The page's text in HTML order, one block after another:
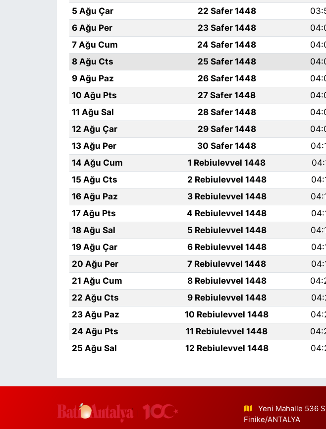
5 Ağu Çar
22 Safer 1448
6 Ağu Per
23 Safer 1448
7 Ağu Cum
24 Safer 1448
8 Ağu Cts
25 Safer 1448
9 Ağu Paz
26 Safer 1448
10 Ağu Pts
27 Safer 1448
11 Ağu Sal
28 Safer 1448
12 Ağu Çar
29 Safer 1448
13 Ağu Per
30 Safer 1448
14 Ağu Cum
1 Rebiulevvel 1448
15 Ağu Cts
2 Rebiulevvel 1448
16 Ağu Paz
3 Rebiulevvel 1448
17 Ağu Pts
4 Rebiulevvel 1448
18 Ağu Sal
5 Rebiulevvel 1448
19 Ağu Çar
6 Rebiulevvel 1448
20 Ağu Per
7 Rebiulevvel 1448
21 Ağu Cum
8 Rebiulevvel 1448
22 Ağu Cts
9 Rebiulevvel 1448
23 Ağu Paz
10 Rebiulevvel 1448
24 Ağu Pts
11 Rebiulevvel 1448
25 Ağu Sal
12 Rebiulevvel 1448
Yeni Mahalle 536
Finike/ANTALYA